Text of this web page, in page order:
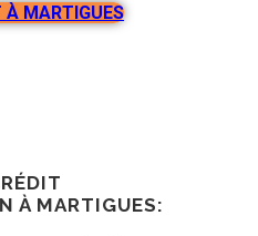
À MARTIGUES
À MARTIGUES: